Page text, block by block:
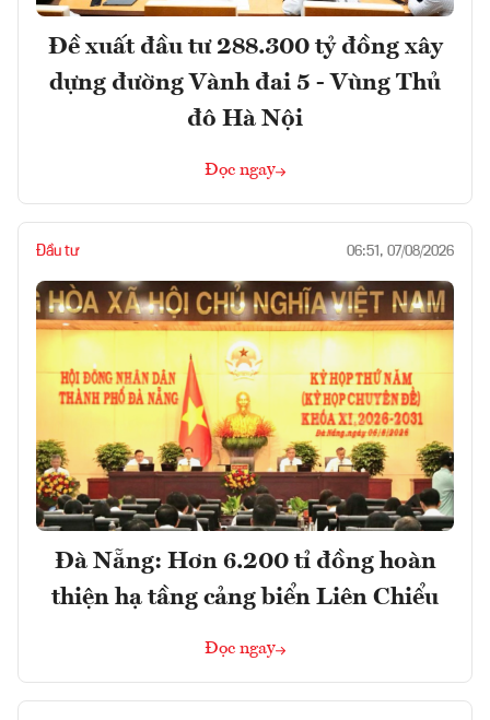
Đề xuất đầu tư 288.300 tỷ đồng xây
dựng đường Vành đai 5 - Vùng Thủ
đô Hà Nội
Đọc ngay
Đầu tư 06:51, 07/08/2026
Đà Nẵng: Hơn 6.200 tỉ đồng hoàn
thiện hạ tầng cảng biển Liên Chiểu
Đọc ngay